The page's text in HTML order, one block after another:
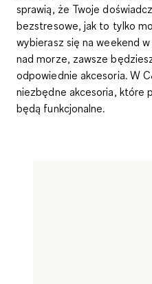
sprawią, że Twoje
bezstresowe, jak to tylko
wybierasz się na weekend
nad morze, zawsze
odpowiednie akcesoria. W
niezbędne akcesoria, które
będą funkcjonalne.